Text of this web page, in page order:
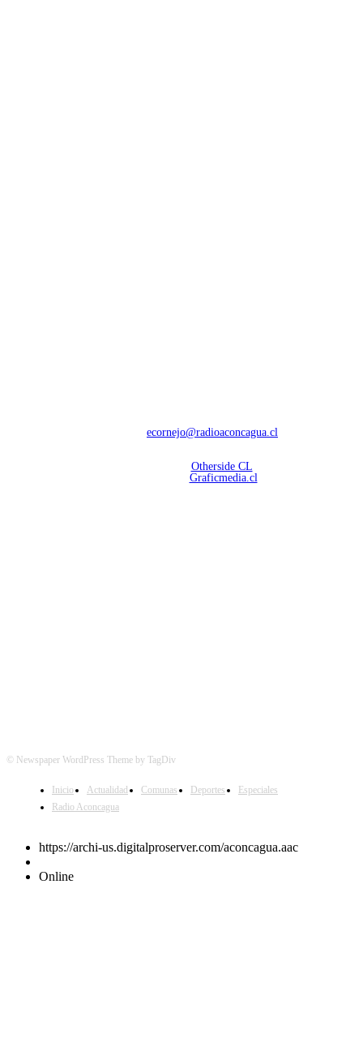
ecornejo@radioaconcagua.cl
Otherside CL
Graficmedia.cl
© Newspaper WordPress Theme by TagDiv
Inicio Actualidad Comunas Deportes
Especiales
Radio Aconcagua
https://archi-us.digitalproserver.com/aconcagua.aac
Online